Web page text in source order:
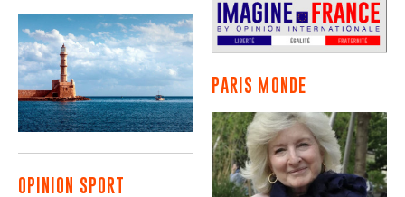
OPINION SPORT
PARIS MONDE